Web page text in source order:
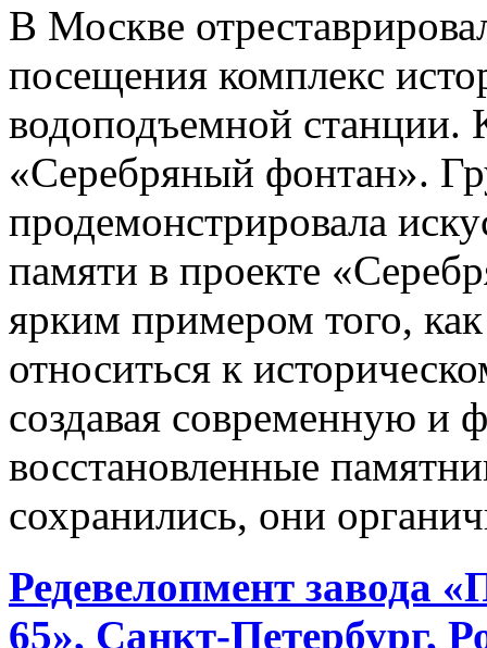
В Москве
посещения комплекс
водоподъемной станции.
«Серебряный фонтан».
продемонстрировала
памяти в проекте
ярким примером того,
относиться к
создавая современную и
восстановленные
сохранились, они
Редевелопмент завода
65», Санкт-Петербург,